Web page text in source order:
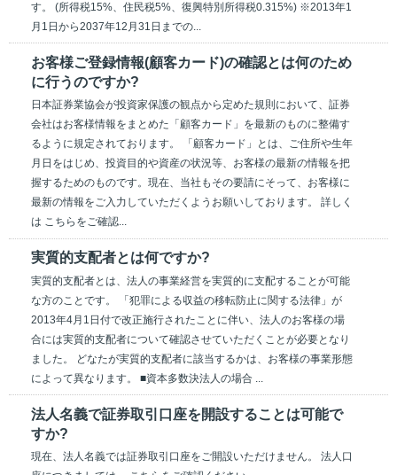
す。 (所得税15%、住民税5%、復興特別所得税0.315%) ※2013年1
月1日から2037年12月31日までの...
お客様ご登録情報(顧客カード)の確認とは何のため
に行うのですか?
日本証券業協会が投資家保護の観点から定めた規則において、証券
会社はお客様情報をまとめた「顧客カード」を最新のものに整備す
るように規定されております。 「顧客カード」とは、ご住所や生年
月日をはじめ、投資目的や資産の状況等、お客様の最新の情報を把
握するためのものです。現在、当社もその要請にそって、お客様に
最新の情報をご入力していただくようお願いしております。 詳しく
は こちらをご確認...
実質的支配者とは何ですか?
実質的支配者とは、法人の事業経営を実質的に支配することが可能
な方のことです。 「犯罪による収益の移転防止に関する法律」が
2013年4月1日付で改正施行されたことに伴い、法人のお客様の場
合には実質的支配者について確認させていただくことが必要となり
ました。 どなたが実質的支配者に該当するかは、お客様の事業形態
によって異なります。 ■資本多数決法人の場合 ...
法人名義で証券取引口座を開設することは可能で
すか?
現在、法人名義では証券取引口座をご開設いただけません。 法人口